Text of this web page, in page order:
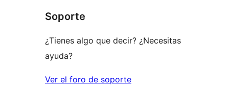
Soporte
¿Tienes algo que decir? ¿Necesitas
ayuda?
Ver el foro de soporte